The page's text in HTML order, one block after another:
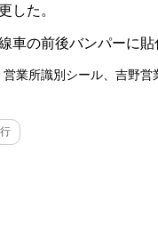
した。
車の前後バンパーに貼
営業所識別シール 吉野営